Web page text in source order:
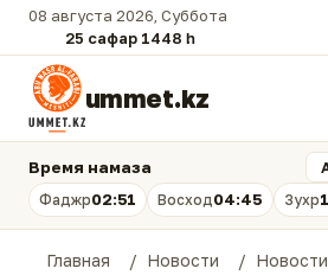
08 августа 2026, Суббота
25 сафар 1448 һ.
ummet.kz
Время намаза
Фаджр02:51 Восход04:45 Зухр
Главная Новости